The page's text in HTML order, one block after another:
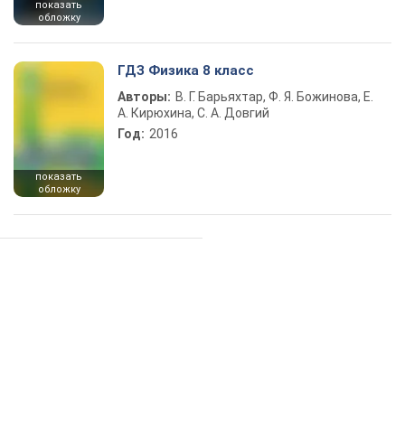
показать
обложку
показать
обложку
ГДЗ Физика 8 класс
Авторы: В. Г. Барьяхтар, Ф. Я. Божинова, Е.
А. Кирюхина, С. А. Довгий
Год: 2016